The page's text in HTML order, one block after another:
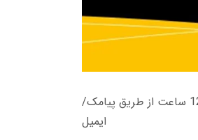
زمان تحویل کتاب های 600 هزار تومانی دانلود فوری از حساب کاربری می باشد، و زمان تحویل لینک دانلود کتاب های 500 هزار تومانی حداکثر 12 ساعت از طریق پیامک/
ایمیل